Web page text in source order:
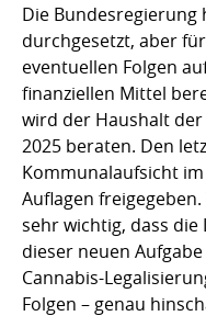
Die Bundesregierung
durchgesetzt, aber
eventuellen Folgen
finanziellen Mittel
wird der Haushalt
2025 beraten. Den
Kommunalaufsicht
Auflagen
sehr wichtig, dass
dieser neuen
Cannabis-
Folgen – genau